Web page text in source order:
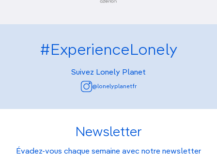
#ExperienceLonely
Suivez Lonely Planet
@lonelyplanetfr
Newsletter
Évadez-vous chaque semaine avec notre newsletter